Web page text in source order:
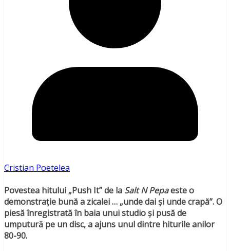
Cristian Poetelea
Povestea hitului „Push It” de la Salt N Pepaeste o
demonstraţie bună a zicalei … „unde dai şi unde crapă”. O
piesă înregistrată în baia unui studio şi pusă de
umputură pe un disc, a ajuns unul dintre hiturile anilor
80-90.